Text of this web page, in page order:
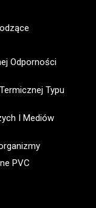
Odporności
Typu
I Mediów
PVC